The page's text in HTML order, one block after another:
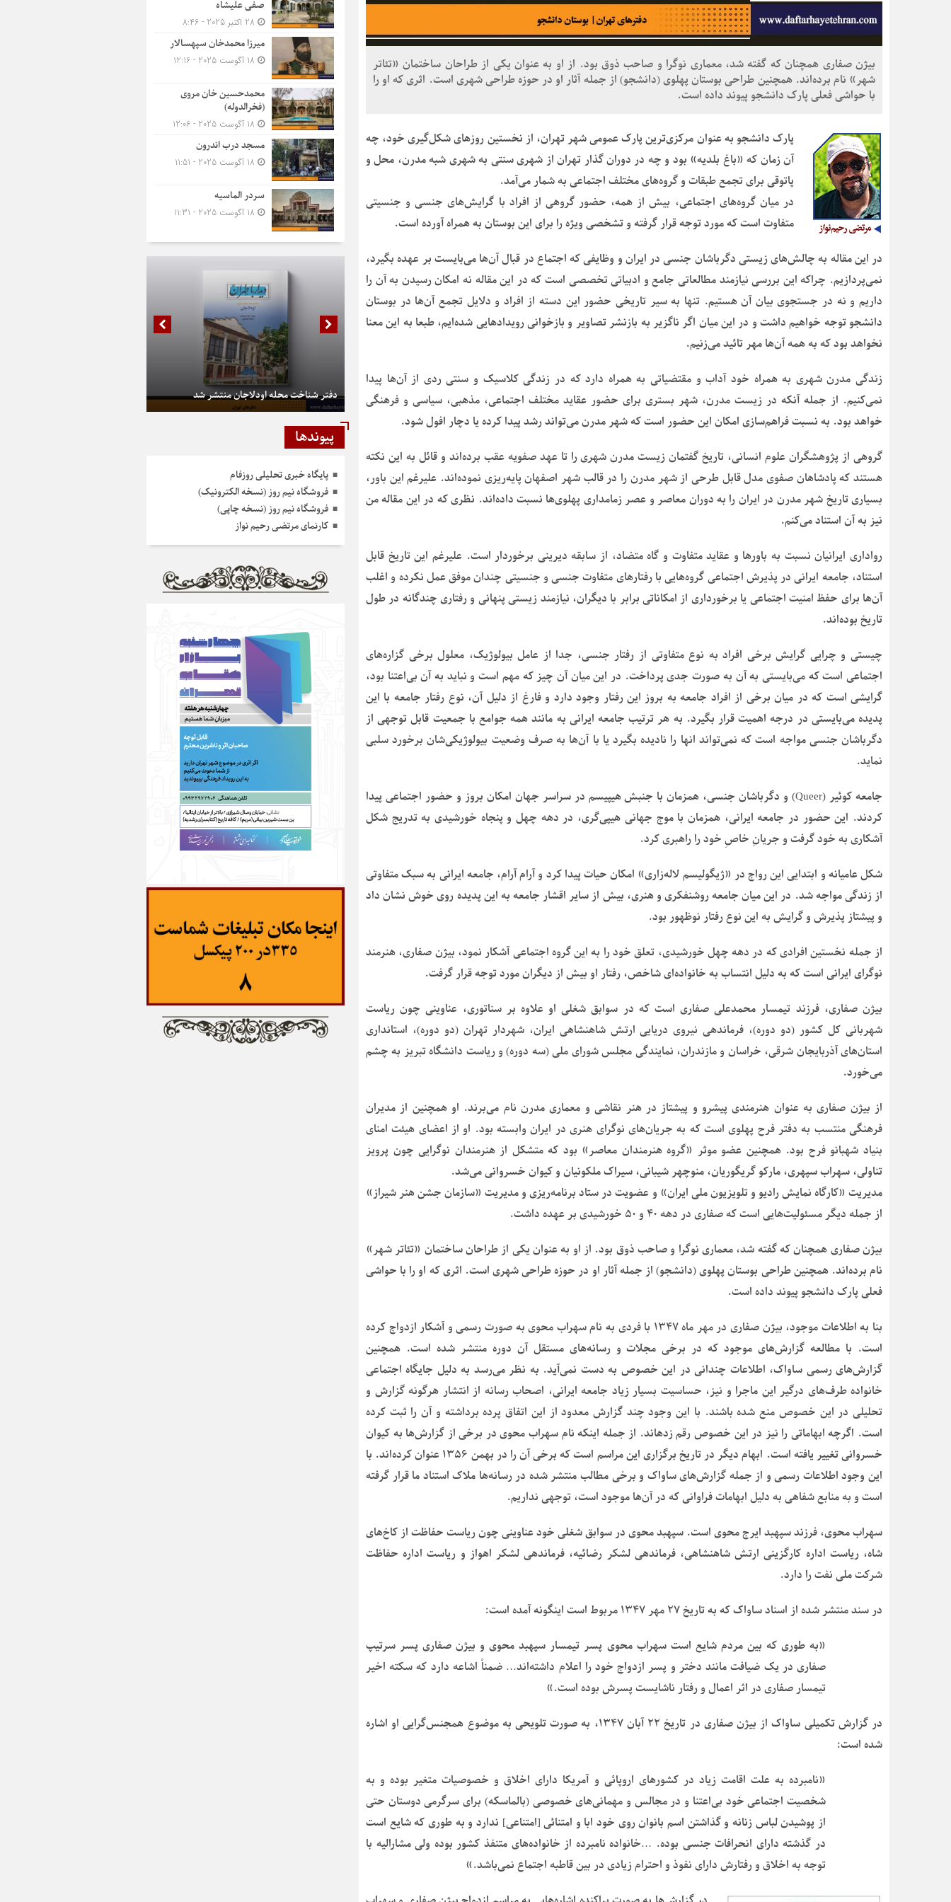
بیژن صفاری همچنان که گفته شد، معماری نوگرا و صاحب ذوق بود. از او به عنوان یکی از طراحان ساختمان «تئاتر
شهر» نام برده‌اند. همچنین طراحی بوستان پهلوی (دانشجو) از جمله آثار او در حوزه طراحی شهری است. اثری که او را
با حواشی فعلی پارک دانشجو پیوند داده است.
پارک دانشجو به عنوان مرکزی‌ترین پارک عمومی شهر تهران، از نخستین روزهای شکل‌گیری خود، چه
آن زمان که «باغ بلدیه» بود و چه در دوران گذار تهران از شهری سنتی به شهری شبه مدرن، محل و
پاتوقی برای تجمع طبقات و گروه‌های مختلف اجتماعی به شمار می‌آمد.
در میان گروه‌های اجتماعی، بیش از همه، حضور گروهی از افراد با گرایش‌های جنسی و جنسیتی
متفاوت است که مورد توجه قرار گرفته و تشخصی ویژه را برای این بوستان به همراه آورده است.
در این مقاله به چالش‌های زیستی دگرباشان جنسی در ایران و وظایفی که اجتماع در قبال آن‌ها می‌بایست بر عهده بگیرد،
نمی‌پردازیم. چراکه این بررسی نیازمند مطالعاتی جامع و ادبیاتی تخصصی است که در این مقاله نه امکان رسیدن به آن را
داریم و نه در جستجوی بیان آن‌ هستیم. تنها به سیر تاریخی حضور این دسته از افراد و دلایل تجمع آن‌ها در بوستان
دانشجو توجه خواهیم داشت و در این میان اگر ناگزیر به بازنشر تصاویر و بازخوانی رویدادهایی شده‌ایم، طبعا به این معنا
نخواهد بود که به همه آن‌ها مهر تائید می‌زنیم.
زندگی مدرن شهری به همراه خود آداب و مقتضیاتی به همراه دارد که در زندگی کلاسیک و سنتی ردی از آن‌ها پیدا
نمی‌کنیم. از جمله آنکه در زیست مدرن، شهر بستری برای حضور عقاید مختلف اجتماعی، مذهبی، سیاسی و فرهنگی
خواهد بود. به نسبت فراهم‌سازی امکان این حضور است که شهر مدرن می‌تواند رشد پیدا کرده یا دچار افول شود.
گروهی از پژوهشگران علوم انسانی، تاریخ گفتمان زیست مدرن شهری را تا عهد صفویه عقب برده‌اند و قائل به این نکته
هستند که پادشاهان صفوی مدل قابل طرحی از شهر مدرن را در قالب شهر اصفهان پایه‌ریزی نموده‌اند. علیرغم این باور،
بسیاری تاریخ شهر مدرن در ایران را به دوران معاصر و عصر زمامداری پهلوی‌ها نسبت داده‌اند. نظری که در این مقاله من
نیز به آن استناد می‌کنم.
رواداری ایرانیان نسبت به باورها و عقاید متفاوت و گاه متضاد، از سابقه دیرینی برخوردار است. علیرغم این تاریخ قابل
استناد، جامعه ایرانی در پذیرش اجتماعی گروه‌هایی با رفتارهای متفاوت جنسی و جنسیتی چندان موفق عمل نکرده و اغلب
آن‌ها برای حفظ امنیت اجتماعی یا برخورداری از امکاناتی برابر با دیگران، نیازمند زیستی پنهانی و رفتاری چندگانه در طول
تاریخ بوده‌اند.
چیستی و چرایی گرایش برخی افراد به نوع متفاوتی از رفتار جنسی، جدا از عامل بیولوژیک، معلول برخی گزاره‌های
اجتماعی است که می‌بایستی به آن به صورت جدی پرداخت. در این میان آن چیز که مهم است و نباید به آن بی‌اعتنا بود،
گرایشی است که در میان برخی از افراد جامعه به بروز این رفتار وجود دارد و فارغ از دلیل آن، نوع رفتار جامعه با این
پدیده می‌بایستی در درجه اهمیت قرار بگیرد. به هر ترتیب جامعه ایرانی به مانند همه جوامع با جمعیت قابل توجهی از
دگرباشان جنسی مواجه است که نمی‌تواند انها را نادیده بگیرد یا با آن‌ها به صرف وضعیت بیولوژیکی‌شان برخورد سلبی
نماید.
جامعه کوئیر (Queer) و دگرباشان جنسی، همزمان با جنبش هیپیسم در سراسر جهان امکان بروز و حضور اجتماعی پیدا
کردند. این حضور در جامعه ایرانی، همزمان با موج جهانی هیپی‌گری، در دهه چهل و پنجاه خورشیدی به تدریج شکل
آشکاری به خود گرفت و جریانِ خاصِ خود را راهبری کرد.
شکل عامیانه و ابتدایی این رواج در «ژیگولیسم لاله‌زاری» امکان حیات پیدا کرد و آرام آرام، جامعه ایرانی به سبک متفاوتی
از زندگی مواجه شد. در این میان جامعه روشنفکری و هنری، بیش از سایر اقشار جامعه به این پدیده روی خوش نشان داد
و پیشتاز پذیرش و گرایش به این نوع رفتار نوظهور بود.
از جمله نخستین افرادی که در دهه چهل خورشیدی، تعلق خود را به این گروه اجتماعی آشکار نمود، بیژن صفاری، هنرمند
نوگرای ایرانی است که به دلیل انتساب به خانواده‌ای شاخص، رفتار او بیش از دیگران مورد توجه قرار گرفت.
بیژن صفاری، فرزند تیمسار محمدعلی صفاری است که در سوابق شغلی او علاوه بر سناتوری، عناوینی چون ریاست
شهربانی کل کشور (دو دوره)، فرماندهی نیروی دریایی ارتش شاهنشاهی ایران، شهردار تهران (دو دوره)، استانداری
استان‌های آذربایجان شرقی، خراسان و مازندران، نمایندگی مجلس شورای ملی (سه دوره) و ریاست دانشگاه تبریز به چشم
می‌خورد.
از بیژن صفاری به عنوان هنرمندی پیشرو و پیشتاز در هنر نقاشی و معماری مدرن نام می‌برند. او همچنین از مدیران
فرهنگی منتسب به دفتر فرح پهلوی است که به جریان‌های نوگرای هنری در ایران وابسته بود. او از اعضای هیئت امنای
بنیاد شهبانو فرح بود. همچنین عضو موثر «گروه هنرمندان معاصر» بود که متشکل از هنرمندان نوگرایی چون پرویز
تناولی، سهراب سپهری، مارکو گریگوریان، منوچهر شیبانی، سیراک ملکونیان و کیوان خسروانی می‌شد.
مدیریت «کارگاه نمایش رادیو و تلویزیون ملی ایران» و عضویت در ستاد برنامه‌ریزی و مدیریت «سازمان جشن هنر شیراز»
از جمله دیگر مسئولیت‌هایی است که صفاری در دهه ۴۰ و ۵۰ خورشیدی بر عهده داشت.
بیژن صفاری همچنان که گفته شد، معماری نوگرا و صاحب ذوق بود. از او به عنوان یکی از طراحان ساختمان «تئاتر شهر»
نام برده‌اند. همچنین طراحی بوستان پهلوی (دانشجو) از جمله آثار او در حوزه طراحی شهری است. اثری که او را با حواشی
فعلی پارک دانشجو پیوند داده است.
بنا به اطلاعات موجود، بیژن صفاری در مهر ماه ۱۳۴۷ با فردی به نام سهراب محوی به صورت رسمی و آشکار ازدواج کرده
است. با مطالعه گزارش‌های موجود که در برخی مجلات و رسانه‌های مستقل آن دوره منتشر شده است. همچنین
گزارش‌های رسمی ساواک، اطلاعات چندانی در این خصوص به دست نمی‌آید. به نظر می‌رسد به دلیل جایگاه اجتماعی
خانواده طرف‌های درگیر این ماجرا و نیز، حساسیت بسیار زیاد جامعه ایرانی، اصحاب رسانه از انتشار هرگونه گزارش و
تحلیلی در این خصوص منع شده باشند. با این وجود چند گزارش معدود از این اتفاق پرده برداشته و آن را ثبت کرده
است. اگرچه ابهاماتی را نیز در این خصوص رقم زده‎اند. از جمله اینکه نام سهراب محوی در برخی از گزارش‌ها به کیوان
خسروانی تغییر یافته است. ابهام دیگر در تاریخ برگزاری این مراسم است که برخی آن را در بهمن ۱۳۵۶ عنوان کرده‌اند. با
این وجود اطلاعات رسمی و از جمله گزارش‌های ساواک و برخی مطالب منتشر شده در رسانه‌ها ملاک استناد ما قرار گرفته
است و به منابع شفاهی به دلیل ابهامات فراوانی که در آن‌ها موجود است، توجهی نداریم.
سهراب محوی، فرزند سپهبد ایرج محوی است. سپهبد محوی در سوابق شغلی خود عناوینی چون ریاست حفاظت از کاخ‌های
شاه، ریاست اداره کارگزینی ارتش شاهنشاهی، فرماندهی لشکر رضائیه، فرماندهی لشکر اهواز و ریاست اداره حفاظت
شرکت ملی نفت را دارد.
در سند منتشر شده از اسناد ساواک که به تاریخ ۲۷ مهر ۱۳۴۷ مربوط است اینگونه آمده است:
«به طوری که بین مردم شایع است سهراب محوی پسر تیمسار سپهبد محوی و بیژن صفاری پسر سرتیپ
صفاری در یک ضیافت مانند دختر و پسر ازدواج خود را اعلام داشته‌اند… ضمناً اشاعه دارد که سکته اخیر
تیمسار صفاری در اثر اعمال و رفتار ناشایست پسرش بوده است.»
در گزارش تکمیلی ساواک از بیژن صفاری در تاریخ ۲۲ آبان ۱۳۴۷، به صورت تلویحی به موضوع همجنس‌گرایی او اشاره
شده است:
«نامبرده به علت اقامت زیاد در کشورهای اروپائی و آمریکا دارای اخلاق و خصوصیات متغیر بوده و به
شخصیت اجتماعی خود بی‌اعتنا و در مجالس و مهمانی‌های خصوصی (بالماسکه) برای سرگرمی دوستان حتی
از پوشیدن لباس زنانه و گذاشتن اسم بانوان روی خود ابا و امتنائی [امتناعی] ندارد و به طوری که شایع است
در گذشته دارای انحرافات جنسی بوده. …خانواده نامبرده از خانواده‌های متنفذ کشور بوده ولی مشارالیه با
توجه به اخلاق و رفتارش دارای نفوذ و احترام زیادی در بین قاطبه اجتماع نمی‌باشد.»
صفی علیشاه
میرزا محمدخان سپهسالار
محمدحسین خان مروی
(فخرالدوله)
مسجد درب اندرون
سردر الماسیه
دفتر شناخت محله اودلاجان منتشر شد
پیوندها
پایگاه خبری تحلیلی روزفام
فروشگاه نیم روز (نسخه الکترونیک)
فروشگاه نیم روز (نسخه چاپی)
کارنمای مرتضی رحیم نواز